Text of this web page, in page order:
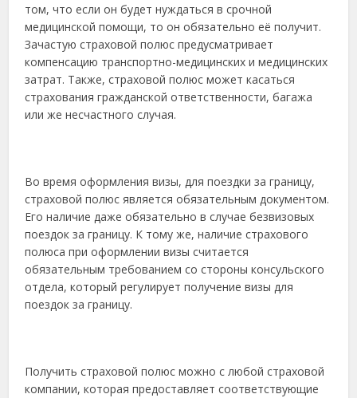
том, что если он будет нуждаться в срочной
медицинской помощи, то он обязательно её получит.
Зачастую страховой полюс предусматривает
компенсацию транспортно-медицинских и медицинских
затрат. Также, страховой полюс может касаться
страхования гражданской ответственности, багажа
или же несчастного случая.
Во время оформления визы, для поездки за границу,
страховой полюс является обязательным документом.
Его наличие даже обязательно в случае безвизовых
поездок за границу. К тому же, наличие страхового
полюса при оформлении визы считается
обязательным требованием со стороны консульского
отдела, который регулирует получение визы для
поездок за границу.
Получить страховой полюс можно с любой страховой
компании, которая предоставляет соответствующие